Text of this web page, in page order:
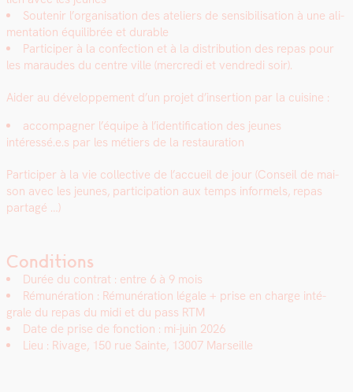
Soutenir l’organisation des ate­liers de sen­si­bil­i­sa­tion à une ali­
men­ta­tion équili­brée et durable
Par­ticiper à la con­fec­tion et à la dis­tri­b­u­tion des repas pour
les maraudes du cen­tre ville (mer­cre­di et ven­dre­di soir).
Aider au développe­ment d’un pro­jet d’insertion par la cui­sine :
accom­pa­g­n­er l’équipe à l’identification des jeunes
intéressé.e.s par les métiers de la restau­ra­tion
Par­ticiper à la vie col­lec­tive de l’accueil de jour (Con­seil de mai­
son avec les jeunes, par­tic­i­pa­tion aux temps informels, repas
partagé …)
Conditions
Durée du con­trat : entre 6 à 9 mois
Rémunéra­tion : Rémunéra­tion légale + prise en charge inté­
grale du repas du midi et du pass RTM
Date de prise de fonc­tion : mi-juin 2026
Lieu : Rivage, 150 rue Sainte, 13007 Mar­seille